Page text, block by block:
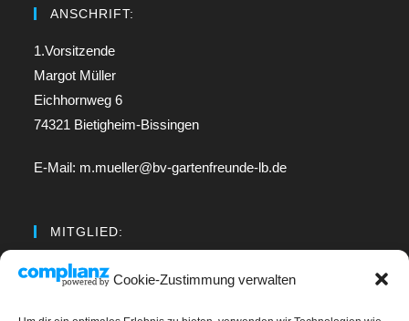
Cookie-Zustimmung verwalten
ANSCHRIFT:
1.Vorsitzende
Margot Müller
Eichhornweg 6
74321 Bietigheim-Bissingen
E-Mail: m.mueller@bv-gartenfreunde-lb.de
MITGLIED:
Regionalverband Neckar